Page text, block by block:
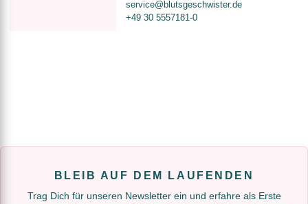
service@blutsgeschwister.de
+49 30 5557181-0
BLEIB AUF DEM LAUFENDEN
Trag Dich für unseren Newsletter ein und erfahre als Erste